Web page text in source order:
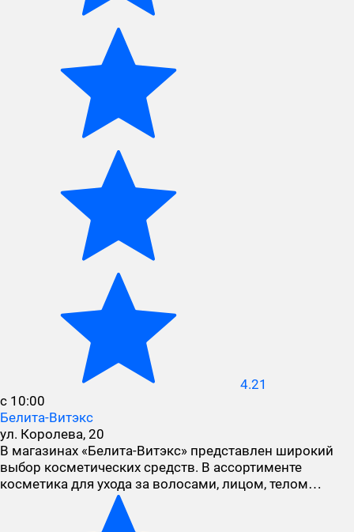
4.21
с 10:00
Белита-Витэкс
ул. Королева, 20
В магазинах «Белита-Витэкс» представлен широкий
выбор косметических средств. В ассортименте
косметика для ухода за волосами, лицом, телом…